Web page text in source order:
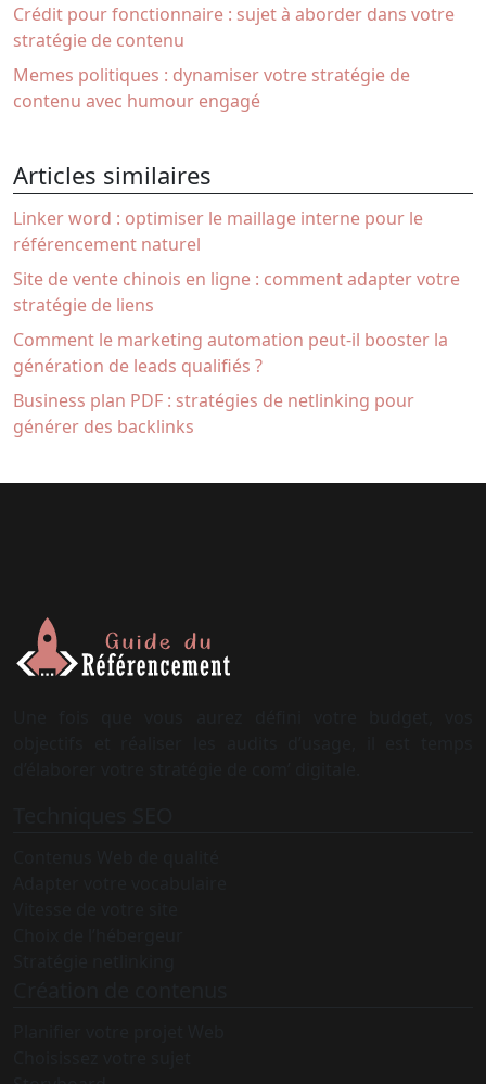
Crédit pour fonctionnaire : sujet à aborder dans votre
stratégie de contenu
Memes politiques : dynamiser votre stratégie de
contenu avec humour engagé
Articles similaires
Linker word : optimiser le maillage interne pour le
référencement naturel
Site de vente chinois en ligne : comment adapter votre
stratégie de liens
Comment le marketing automation peut-il booster la
génération de leads qualifiés ?
Business plan PDF : stratégies de netlinking pour
générer des backlinks